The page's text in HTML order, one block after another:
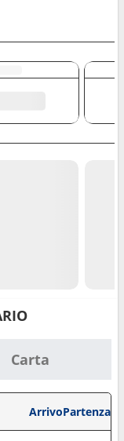
Carta
ArrivoPartenza